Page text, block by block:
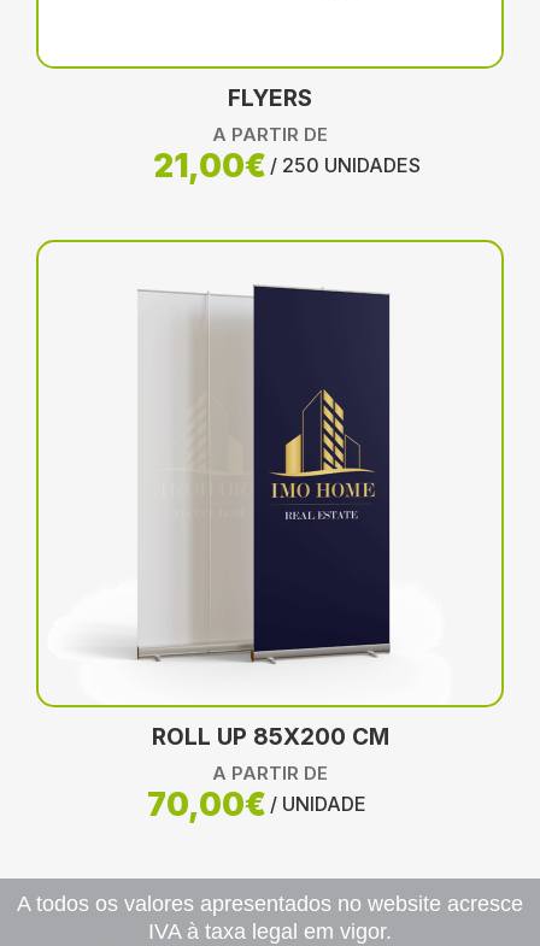
FLYERS
A PARTIR DE
21,00€ / 250 UNIDADES
ROLL UP 85X200 CM
A PARTIR DE
70,00€ / UNIDADE
A todos os valores apresentados no website acresce
IVA à taxa legal em vigor.